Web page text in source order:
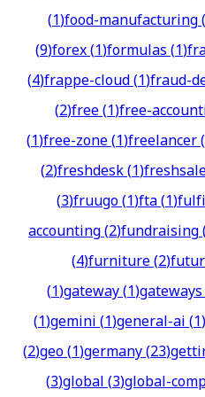
(1)food-manufacturing(
(9)forex(1)formulas(1)
(4)frappe-cloud(1)fraud-
(2)free(1)free-
(1)free-zone(1)freelancer(
(2)freshdesk(1)
(3)fruugo(1)fta(1)
accounting(2)fundraising
(4)furniture(2)
(1)gateway(1)gateways
(1)gemini(1)general-ai(1)
(2)geo(1)germany(23)
(3)global(3)global-